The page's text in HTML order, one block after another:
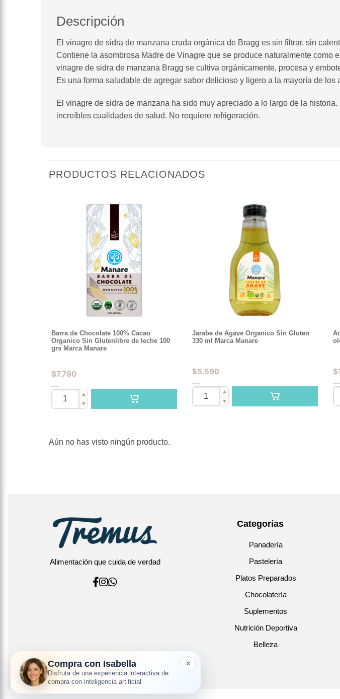
Descripción
El vinagre de sidra de manzana cruda orgánica de Bragg es sin filtrar, sin
Contiene la asombrosa Madre de Vinagre que se produce naturalmente
vinagre de sidra de manzana Bragg se cultiva orgánicamente, procesa y
Es una forma saludable de agregar sabor delicioso y ligero a la mayoría de los
El vinagre de sidra de manzana ha sido muy apreciado a lo largo de la
increíbles cualidades de salud. No requiere refrigeración.
PRODUCTOS RELACIONADOS
Barra de Chocolate 100% Cacao
Organico Sin Glutenlibre de leche 100
grs Marca Manare
$7.790
▲
▼
Jarabe de Agave Organico Sin Gluten
330 ml Marca Manare
$5.590
▲
▼
$
Aún no has visto ningún producto.
Alimentación que cuida de verdad
Categorías
Panadería
Pastelería
Platos Preparados
Chocolatería
Suplementos
Nutrición Deportiva
Belleza